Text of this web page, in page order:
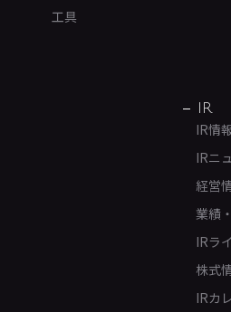
工具
IR
IR情
IRニ
経営
業績
IRラ
株式
IRカ